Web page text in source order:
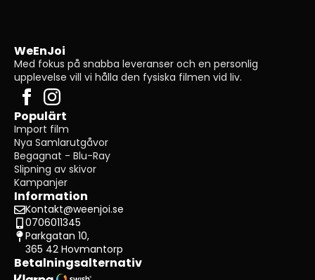
WeEnJoi
Med fokus på snabba leveranser och en personlig
upplevelse vill vi hålla den fysiska filmen vid liv.
Populärt
Import film
Nya Samlarutgåvor
Begagnat - Blu-Ray
Slipning av skivor
Kampanjer
Information
Kontakt@weenjoi.se
0706011345
Parkgatan 10,
365 42 Hovmantorp
Betalningsalternativ